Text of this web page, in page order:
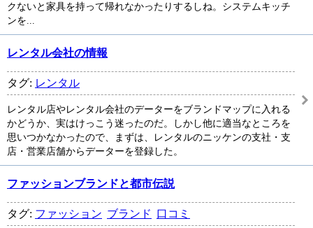
クないと家具を持って帰れなかったりするしね。システムキッチ
ンを...
レンタル会社の情報
タグ: レンタル
レンタル店やレンタル会社のデーターをブランドマップに入れる
かどうか、実はけっこう迷ったのだ。しかし他に適当なところを
思いつかなかったので、まずは、レンタルのニッケンの支社・支
店・営業店舗からデーターを登録した。
ファッションブランドと都市伝説
タグ: ファッション ブランド 口コミ